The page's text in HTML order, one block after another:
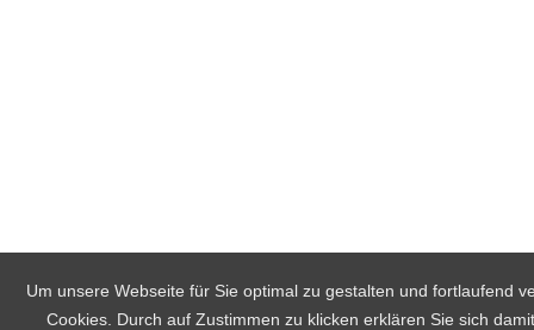
Um unsere Webseite für Sie optimal zu gestalten und fortlaufend
Cookies. Durch auf Zustimmen zu klicken erklären Sie sich